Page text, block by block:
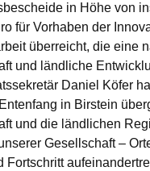
in Höhe von
für Vorhaben der
überreicht, die eine
und ländliche
Daniel Köfer
in Birstein
und die ländlichen
Gesellschaft –
Fortschritt